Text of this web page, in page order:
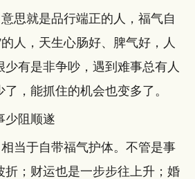
思就是品行端正的人，福气自
人，天生心肠好、脾气好，人
有是非争吵，遇到难事总有人
，能抓住的机会也变多了。
少阻顺遂
当于自带福气护体。不管是事
折；财运也是一步步往上升；婚